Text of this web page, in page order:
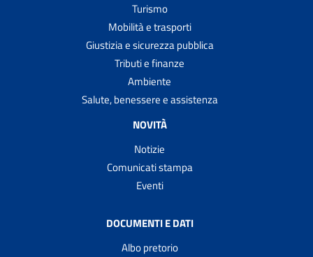
Turismo
Mobilità e trasporti
Giustizia e sicurezza pubblica
Tributi e finanze
Ambiente
Salute, benessere e assistenza
NOVITÀ
Notizie
Comunicati stampa
Eventi
DOCUMENTI E DATI
Albo pretorio